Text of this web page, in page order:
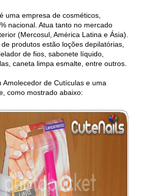
uma empresa de cosméticos,
nacional. Atua tanto no mercado
(Mercosul, América Latina e Ásia).
produtos estão loções depilatórias,
de fios, sabonete líquido,
caneta limpa esmalte, entre outros.
Amolecedor de Cutículas e uma
como mostrado abaixo: